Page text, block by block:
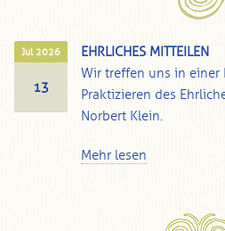
Jul 2026
13
EHRLICHES MITTEILEN
Wir treffen uns in einer
Praktizieren des
Norbert Klein.
Mehr lesen